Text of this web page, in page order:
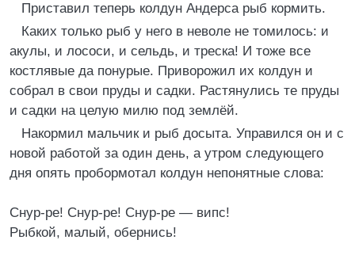
Приставил теперь колдун Андерса рыб кормить.
Каких только рыб у него в неволе не томилось: и
акулы, и лососи, и сельдь, и треска! И тоже все
костлявые да понурые. Приворожил их колдун и
собрал в свои пруды и садки. Растянулись те пруды
и садки на целую милю под землёй.
Накормил мальчик и рыб досыта. Управился он и с
новой работой за один день, а утром следующего
дня опять пробормотал колдун непонятные слова:
Снур-ре! Снур-ре! Снур-ре — випс!
Рыбкой, малый, обернись!